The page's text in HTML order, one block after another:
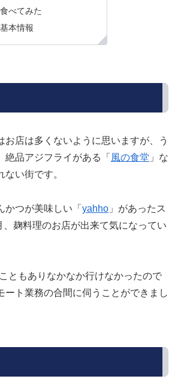
食べてみた
基本情報
お店は多くないように思いますが、う
絶品アジフライがある「 風の食堂 」な
ない街です。
かつが美味しい「 yahho 」があったス
麹料理のお店が出来て気になってい
ともありなかなか行けなかったので
ート業務の合間に伺うことができまし